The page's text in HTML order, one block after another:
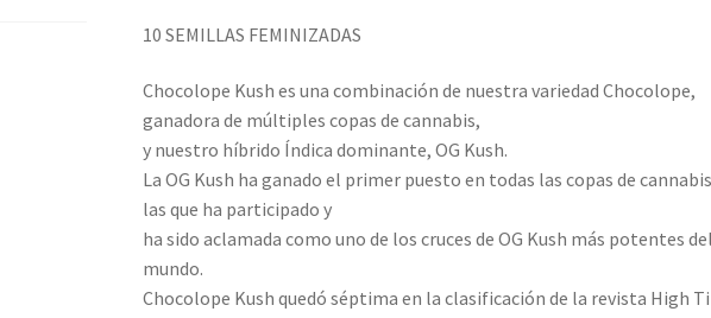
10 SEMILLAS FEMINIZADAS
Chocolope Kush es una combinación de nuestra variedad Chocolope,
ganadora de múltiples copas de cannabis,
y nuestro híbrido Índica dominante, OG Kush.
La OG Kush ha ganado el primer puesto en todas las copas de
las que ha participado y
ha sido aclamada como uno de los cruces de OG Kush más potentes
mundo.
Chocolope Kush quedó séptima en la clasificación de la revista High